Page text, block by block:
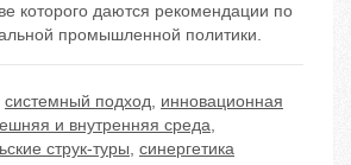
которого даются рекомендации по
промышленной политики.
системный подход, инновационная
и внутренняя среда,
струк-туры, синергетика